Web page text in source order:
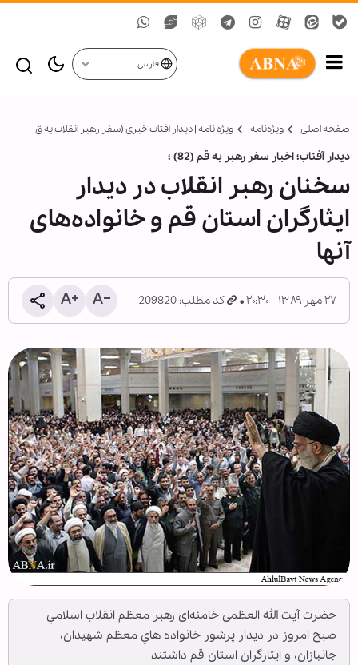
فارسی
صفحه اصلی ویژه‌نامه‌ ویژه نامه | دیدار آفتاب خبری (سفر رهبر انقلاب به ق
دیدار آفتاب؛ اخبار سفر رهبر به قم (82) ؛
سخنان رهبر انقلاب در ديدار
ايثارگران استان قم و خانواده‏‌های
آنها
۲۷ مهر ۱۳۸۹ - ۲۰:۳۰ کد مطلب: 209820
حضرت آيت الله العظمی خامنه‌‏ای رهبر معظم انقلاب اسلامي
صبح امروز در ديدار پرشور خانواده هاي معظم شهيدان،
جانبازان، و ايثارگران استان قم داشتند